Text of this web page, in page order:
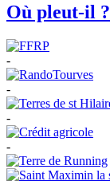
Où pleut-il ?
-
-
-
-